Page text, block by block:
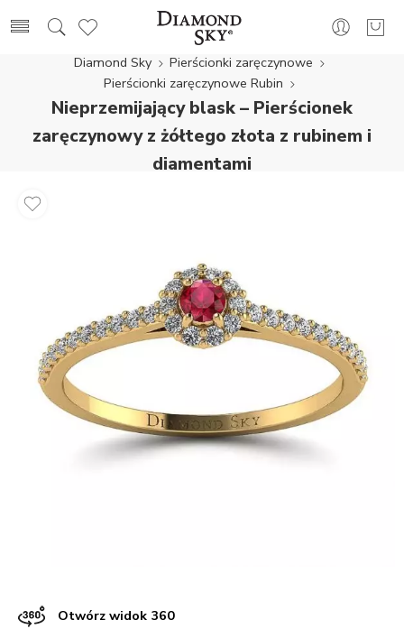
Diamond Sky
Pierścionki zaręczynowe
Pierścionki zaręczynowe Rubin
Nieprzemijający blask – Pierścionek
zaręczynowy z żółtego złota z rubinem i
diamentami
Otwórz widok 360